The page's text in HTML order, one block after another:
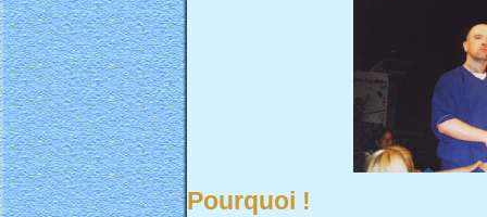
Pourquoi !